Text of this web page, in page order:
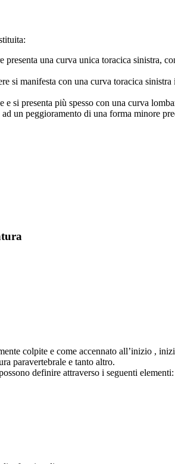
una curva unica toracica sinistra,
si manifesta con una curva toracica sinistra
si presenta più spesso con una curva
un peggioramento di una forma minore
colpite e come accennato all’inizio ,
paravertebrale e tanto altro.
definire attraverso i seguenti elementi: